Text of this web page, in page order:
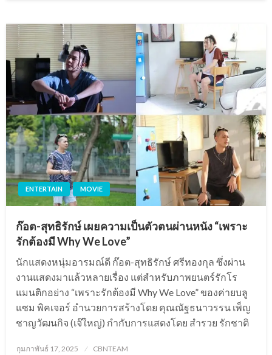
ENTERTAIN MOVIE
ก๊อต-สุทธิรักษ์ เผยความเป็นตัวตนผ่านหนัง “เพราะ
รักต้องมี Why We Love”
นักแสดงหนุ่มอารมณ์ดี ก๊อต-สุทธิรักษ์ ศรีทองกุล ซึ่งผ่าน
งานแสดงมาแล้วหลายเรื่อง แต่สำหรับภาพยนตร์รักโร
แมนติกอย่าง “เพราะรักต้องมี Why We Love” ของค่ายบลู
แซม พิคเจอร์ อำนวยการสร้างโดย คุณณัฐธนาวรรน เพ็ญ
ชาญวัฒนกิจ (เจ๊ใหญ่) กำกับการแสดงโดย สำรวย รักชาติ
Posted
กุมภาพันธ์ 17, 2025 CBNTEAM